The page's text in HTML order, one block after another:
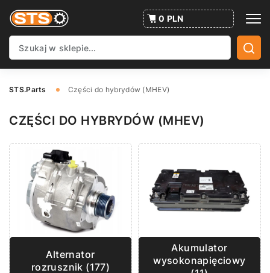
0 PLN
STS.Parts Części do hybrydów (MHEV)
CZĘŚCI DO HYBRYDÓW (MHEV)
Alternator
rozrusznik (177)
Akumulator
wysokonapięciowy